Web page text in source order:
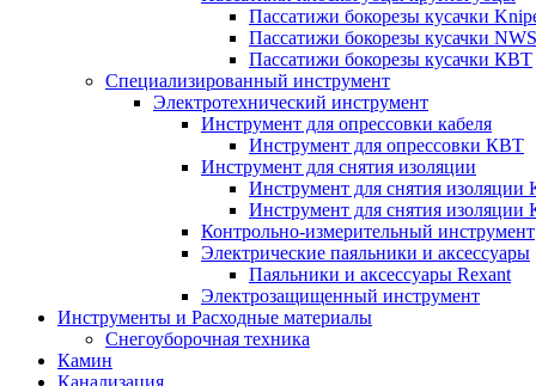
Пассатижи бокорезы кусачки
Пассатижи бокорезы кусачки NWS
Пассатижи бокорезы кусачки КВТ
Специализированный инструмент
Электротехнический инструмент
Инструмент для опрессовки кабеля
Инструмент для опрессовки КВТ
Инструмент для снятия изоляции
Инструмент для снятия изоляции
Инструмент для снятия
Контрольно-измерительный инструмент
Электрические паяльники и аксессуары
Паяльники и аксессуары Rexant
Электрозащищенный инструмент
Инструменты и Расходные материалы
Снегоуборочная техника
Камин